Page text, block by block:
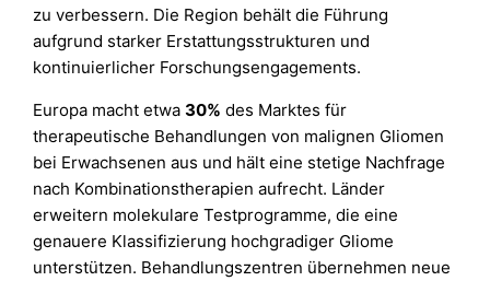
zu verbessern. Die Region behält die Führung
aufgrund starker Erstattungsstrukturen und
kontinuierlicher Forschungsengagements.
Europa macht etwa30% des Marktes für
therapeutische Behandlungen von malignen Gliomen
bei Erwachsenen aus und hält eine stetige Nachfrage
nach Kombinationstherapien aufrecht. Länder
erweitern molekulare Testprogramme, die eine
genauere Klassifizierung hochgradiger Gliome
unterstützen. Behandlungszentren übernehmen neue